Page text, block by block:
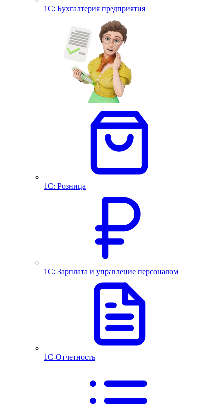
1С: Бухгалтерия предприятия
1С: Розница
1С: Зарплата и управление персоналом
1С-Отчетность